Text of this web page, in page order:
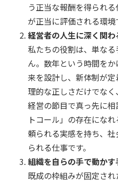
う正当な報酬を得られ
が正当に評価される環境
経営者の人生に深く関
私たちの役割は、単な
ん。数年という時間を
来を設計し、新体制が
理的な正しさだけでなく
経営の節目で真っ先に
トコール」の存在にな
頼られる実感を持ち、
られる仕事です。
組織を自らの手で動か
既成の枠組みが固定され